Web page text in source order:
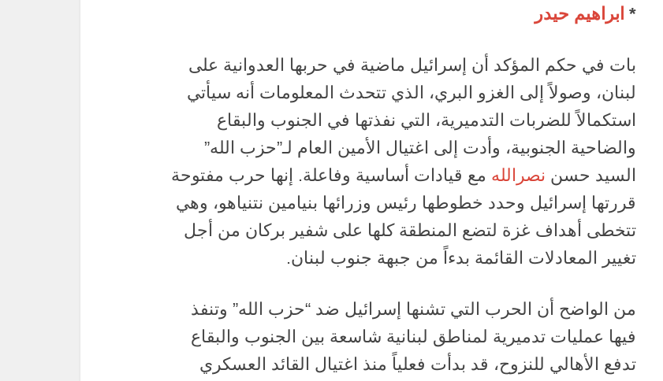
* ابراهيم حيدر
بات في حكم المؤكد أن إسرائيل ماضية في حربها العدوانية على
لبنان، وصولاً إلى الغزو البري، الذي تتحدث المعلومات أنه سيأتي
استكمالاً للضربات التدميرية، التي نفذتها في الجنوب والبقاع
والضاحية الجنوبية، وأدت إلى اغتيال الأمين العام لـ”حزب الله”
السيد حسن نصرالله مع قيادات أساسية وفاعلة. إنها حرب مفتوحة
قررتها إسرائيل وحدد خطوطها رئيس وزرائها بنيامين نتنياهو، وهي
تتخطى أهداف غزة لتضع المنطقة كلها على شفير بركان من أجل
تغيير المعادلات القائمة بدءاً من جبهة جنوب لبنان.
من الواضح أن الحرب التي تشنها إسرائيل ضد “حزب الله” وتنفذ
فيها عمليات تدميرية لمناطق لبنانية شاسعة بين الجنوب والبقاع
تدفع الأهالي للنزوح، قد بدأت فعلياً منذ اغتيال القائد العسكري